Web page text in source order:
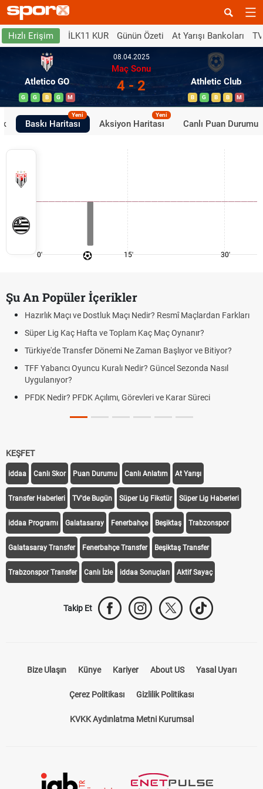
Hızlı Erişim İLK11 KUR Günün Özeti At Yarışı Bankoları
Atletico GO
G G B G M
08.04.2025
Maç Sonu
4 - 2 Athletic Club
B G B B M
Baskı Haritası
Yeni
Aksiyon Haritası
Yeni
Canlı Puan Durumu
0' 15' 30'
Şu An Popüler İçerikler
Hazırlık Maçı ve Dostluk Maçı Nedir? Resmî Maçlardan Farkları
Süper Lig Kaç Hafta ve Toplam Kaç Maç Oynanır?
Türkiye'de Transfer Dönemi Ne Zaman Başlıyor ve Bitiyor?
TFF Yabancı Oyuncu Kuralı Nedir? Güncel Sezonda Nasıl
Uygulanıyor?
PFDK Nedir? PFDK Açılımı, Görevleri ve Karar Süreci
KEŞFET
iddaa Canlı Skor Puan Durumu Canlı Anlatım At Yarışı
Transfer Haberleri TV'de Bugün Süper Lig Fikstür Süper Lig Haberleri
iddaa Programı Galatasaray Fenerbahçe Beşiktaş Trabzonspor
Galatasaray Transfer Fenerbahçe Transfer Beşiktaş Transfer
Trabzonspor Transfer Canlı İzle iddaa Sonuçları Aktif Sayaç
Takip Et
Bize Ulaşın Künye Kariyer About US Yasal Uyarı
Çerez Politikası Gizlilik Politikası
KVKK Aydınlatma Metni Kurumsal